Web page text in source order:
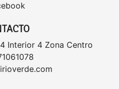
Interior 4 Zona Centro